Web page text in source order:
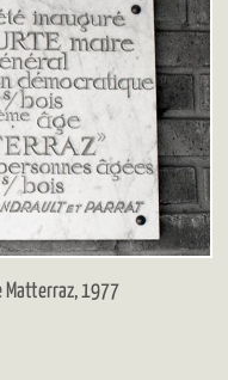
Matterraz, 1977